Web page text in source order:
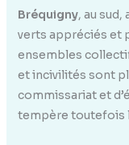
Bréquigny, au
verts appréciés et
ensembles
et incivilités sont
commissariat et
tempère toutefois